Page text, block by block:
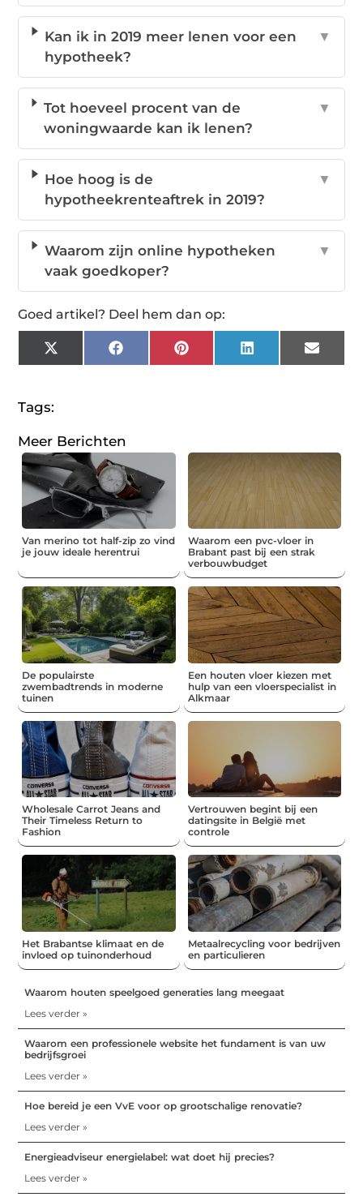
Kan ik in 2019 meer lenen voor een
hypotheek?
▼
Tot hoeveel procent van de
woningwaarde kan ik lenen?
▼
Hoe hoog is de
hypotheekrenteaftrek in 2019?
▼
Waarom zijn online hypotheken
vaak goedkoper?
▼
Goed artikel? Deel hem dan op:
X
(Twitter)
FacebookPinterestLinkedInEmail
Tags:
Meer Berichten
Van merino tot half-zip zo vind
je jouw ideale herentrui
Waarom een pvc-vloer in
Brabant past bij een strak
verbouwbudget
De populairste
zwembadtrends in moderne
tuinen
Een houten vloer kiezen met
hulp van een vloerspecialist in
Alkmaar
Wholesale Carrot Jeans and
Their Timeless Return to
Fashion
Vertrouwen begint bij een
datingsite in België met
controle
Het Brabantse klimaat en de
invloed op tuinonderhoud
Metaalrecycling voor bedrijven
en particulieren
Waarom houten speelgoed generaties lang meegaat
Lees verder »
Waarom een professionele website het fundament is van uw
bedrijfsgroei
Lees verder »
Hoe bereid je een VvE voor op grootschalige renovatie?
Lees verder »
Energieadviseur energielabel: wat doet hij precies?
Lees verder »